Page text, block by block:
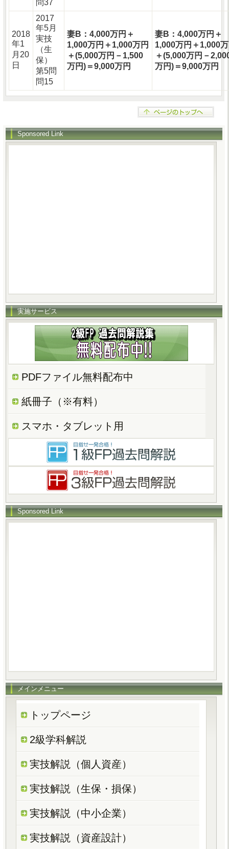
問37
2018
年1
月20
日
2017
年5月
実技
（生
保）
第5問
問15
妻B：4,000万円＋
1,000万円＋1,000万円
＋(5,000万円－1,500
万円)＝9,000万円
妻B：4,000万円＋
1,000万円＋1,000
＋(5,000万円－
万円)＝9,000万円
Sponsored Link
実施サービス
PDFファイル無料配布中
紙冊子（※有料）
スマホ・タブレット用
Sponsored Link
メインメニュー
トップページ
2級学科解説
実技解説（個人資産）
実技解説（生保・損保）
実技解説（中小企業）
実技解説（資産設計）